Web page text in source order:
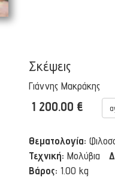
Σκέψεις
Γιάννης Μακράκης
1 200.00 €
Θεματολογία:
Τεχνική: Μολύβια
Βάρος: 1.00 kg